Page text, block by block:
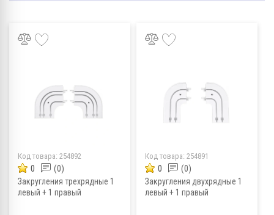
Код товара: 254892
0 (0)
Закругления трехрядные 1
левый + 1 правый
Код товара: 254891
0 (0)
Закругления двухрядные 1
левый + 1 правый